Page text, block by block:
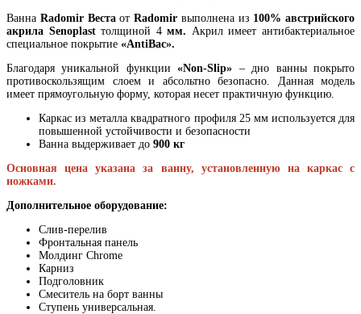
Ванна Radomir Вестаот Radomir выполнена из 100% австрийского
акрила Senoplastтолщиной 4мм. Акрил имеет антибактериальное
специальное покрытие «AntiBac».
Благодаря уникальной функции«Non-Slip» – дно ванны покрыто
противоскользящим слоем и абсольтно безопасно. Данная модель
имеет прямоугольную форму, которая несет практичную функцию.
Каркас из металла квадратного профиля 25 мм используется для
повышенной устойчивости и безопасности
Ванна выдерживает до 900 кг
Основная цена указана за ванну, установленную на каркас с
ножками.
Дополнительное оборудование:
Слив-перелив
Фронтальная панель
Молдинг Chrome
Карниз
Подголовник
Смеситель на борт ванны
Ступень универсальная.